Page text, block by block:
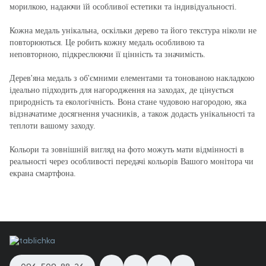
морилкою, надаючи їй особливої естетики та індивідуальності.
Кожна медаль унікальна, оскільки дерево та його текстура ніколи не
повторюються. Це робить кожну медаль особливою та
неповторною, підкреслюючи її цінність та значимість.
Дерев'яна медаль з об'ємними елементами та тонованою накладкою
ідеально підходить для нагородження на заходах, де цінується
природність та екологічність. Вона стане чудовою нагородою, яка
відзначатиме досягнення учасників, а також додасть унікальності та
теплоти вашому заходу.
Кольори та зовнішній вигляд на фото можуть мати відмінності в
реальності через особливості передачі кольорів Вашого монітора чи
екрана смартфона.